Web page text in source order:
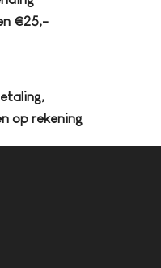
€25,-
op rekening